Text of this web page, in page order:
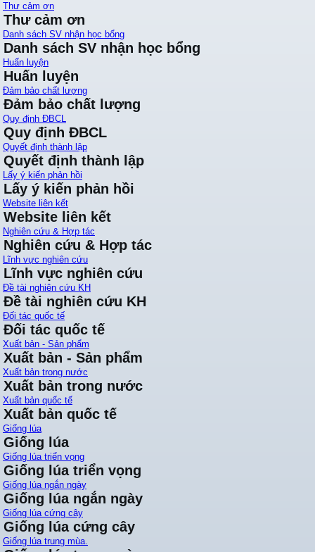
Thư cảm ơn
Thư cảm ơn
Danh sách SV nhận học bổng
Danh sách SV nhận học bổng
Huấn luyện
Huấn luyện
Đảm bảo chất lượng
Đảm bảo chất lượng
Quy định ĐBCL
Quy định ĐBCL
Quyết định thành lập
Quyết định thành lập
Lấy ý kiến phản hồi
Lấy ý kiến phản hồi
Website liên kết
Website liên kết
Nghiên cứu & Hợp tác
Nghiên cứu & Hợp tác
Lĩnh vực nghiên cứu
Lĩnh vực nghiên cứu
Đề tài nghiên cứu KH
Đề tài nghiên cứu KH
Đối tác quốc tế
Đối tác quốc tế
Xuất bản - Sản phẩm
Xuất bản - Sản phẩm
Xuất bản trong nước
Xuất bản trong nước
Xuất bản quốc tế
Xuất bản quốc tế
Giống lúa
Giống lúa
Giống lúa triển vọng
Giống lúa triển vọng
Giống lúa ngắn ngày
Giống lúa ngắn ngày
Giống lúa cứng cây
Giống lúa cứng cây
Giống lúa trung mùa.